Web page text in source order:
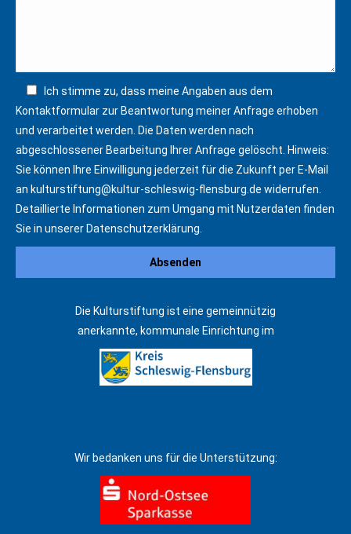
Ich stimme zu, dass meine Angaben aus dem
Kontaktformular zur Beantwortung meiner Anfrage erhoben
und verarbeitet werden. Die Daten werden nach
abgeschlossener Bearbeitung Ihrer Anfrage gelöscht. Hinweis:
Sie können Ihre Einwilligung jederzeit für die Zukunft per E-Mail
an kulturstiftung@kultur-schleswig-flensburg.de widerrufen.
Detaillierte Informationen zum Umgang mit Nutzerdaten finden
Sie in unserer Datenschutzerklärung
Die Kulturstiftung ist eine gemeinnützig
anerkannte, kommunale Einrichtung im
Wir bedanken uns für die Unterstützung: